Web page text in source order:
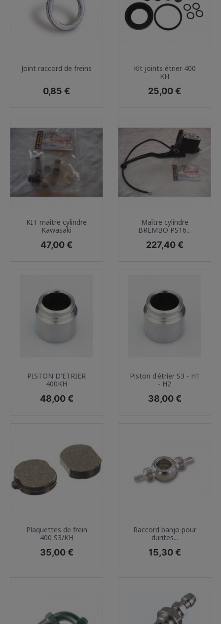
Joint raccord de freins
Prix
0,85 €
Kit joints étrier 400
KH
Prix
25,00 €
KIT maître cylindre
Kawasaki
Prix
47,00 €
Maître cylindre
BREMBO PS16...
Prix
227,40 €
PISTON D'ETRIER
400KH
Prix
48,00 €
Piston d'étrier S3 - H1
- H2
Prix
38,00 €
Plaquettes de frein
400 S3/KH
Prix
35,00 €
Raccord banjo pour
durites...
Prix
15,30 €